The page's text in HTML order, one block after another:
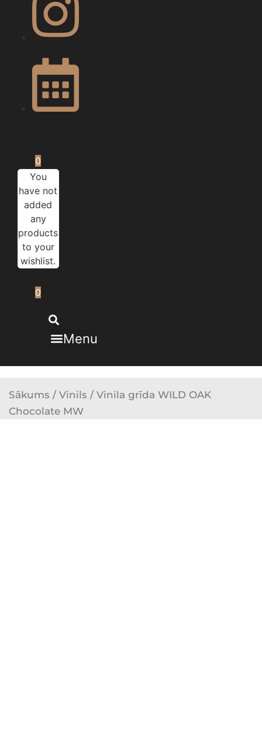
0
You
have not
added
any
products
to your
wishlist.
0
Menu
Sākums / Vinils / Vinila grīda WILD OAK
Chocolate MW